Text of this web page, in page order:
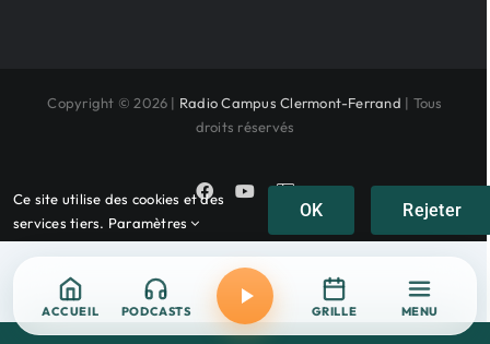
Copyright © 2026 | Radio Campus Clermont-Ferrand | Tous
droits réservés
FacebookYouTubeInstagram
Ce site utilise des cookies et des
services tiers. Paramètres
OK Rejeter
ACCUEIL PODCASTS GRILLE MENU